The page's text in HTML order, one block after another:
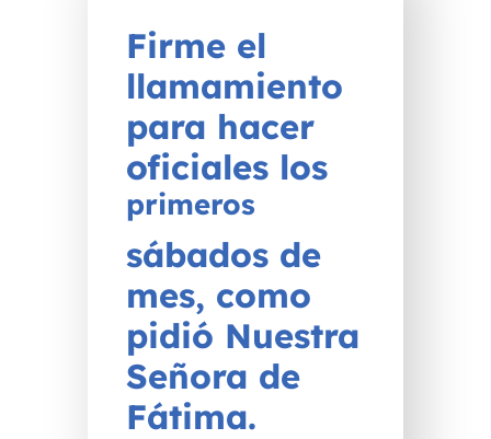
Firme el
llamamiento
para hacer
oficiales los
primeros
sábados de
mes, como
pidió Nuestra
Señora de
Fátima.